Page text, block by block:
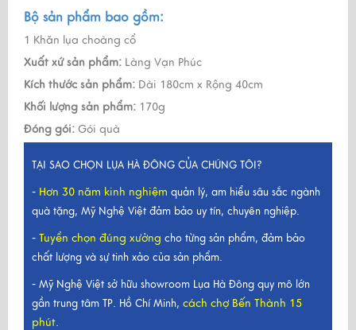
Bộ sản phẩm bao gồm:
1 Khăn lụa choàng cổ
Xuất xứ sản phẩm: Làng Vạn Phúc
Kích thước sản phẩm: Dài 180cm x Rộng 40cm
Khối lượng sản phẩm: 170g
Đóng gói: Gói quà
TẠI SAO CHỌN LỤA HÀ ĐÔNG CỦA CHÚNG TÔI?
- Hơn 30 năm kinh nghiệm quản lý, am hiểu sâu sắc ngành
quà tặng, Mỹ Nghệ Việt đảm bảo uy tín, chuyên nghiệp.
- Tuyển chọn đúng xưởng cho từng sản phẩm, đảm bảo
chất lượng và sự tinh xảo của sản phẩm.
- Mỹ Nghệ Việt sở hữu showroom Lụa Hà Đông quy mô lớn
gần trung tâm TP. Hồ Chí Minh, cách chợ Bến Thành 15
phút.